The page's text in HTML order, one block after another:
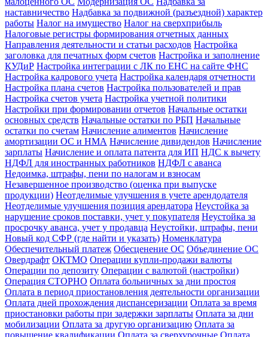
наставничество Надбавка за подвижной (разъездной) характер
работы Налог на имущество Налог на сверхприбыль
Налоговые регистры формирования отчетных данных
Направления деятельности и статьи расходов Настройка
заголовка для печатных форм счетов Настройка и заполнение
КУДиР Настройка интеграции с ЛК по ЕНС на сайте ФНС
Настройка кадрового учета Настройка календаря отчетности
Настройка плана счетов Настройка пользователей и прав
Настройка счетов учета Настройка учетной политики
Настройки при формировании отчетов Начальные остатки
основных средств Начальные остатки по РБП Начальные
остатки по счетам Начисление алиментов Начисление
амортизации ОС и НМА Начисление дивидендов Начисление
зарплаты Начисление и оплата патента для ИП НДС к вычету
НДФЛ для иностранных работников НДФЛ с аванса
Недоимка, штрафы, пени по налогам и взносам
Незавершенное производство (оценка при выпуске
продукции) Неотделимые улучшения в учете арендодателя
Неотделимые улучшения позиция арендатора Неустойка за
нарушение сроков поставки, учет у покупателя Неустойка за
просрочку аванса, учет у продавца Неустойки, штрафы, пени
Новый код СФР (где найти и указать) Номенклатура
Обеспечительный платеж Обесценение ОС Объединение ОС
Овердрафт ОКТМО Операции купли-продажи валюты
Операции по депозиту Операции с валютой (настройки)
Операция СТОРНО Оплата больничных за дни простоя
Оплата в период приостановления деятельности организации
Оплата дней прохождения диспансеризации Оплата за время
приостановки работы при задержки зарплаты Оплата за дни
мобилизации Оплата за другую организацию Оплата за
повышение квалификации Оплата за сверхурочные Оплата